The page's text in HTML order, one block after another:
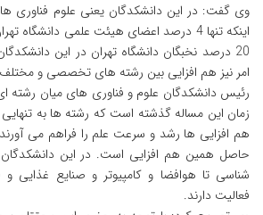
وی گفت: در این دانشکدگان یعنی علوم فناوری
اینکه تنها 4 درصد اعضای هیئت علمی
20 درصد نخبگان دانشگاه تهران در این
امر نیز هم افزایی بین رشته های تخصصی و
رئیس دانشکدگان علوم و فناوری های میان رشته ای
زمان این مساله گذشته است که رشته ها به تنهایی
هم افزایی ها رشد و سرعت علم را فراهم می
حاصل همین هم افزایی است. در این
شناسی تا هوافضا و کامپیوتر و صنایع غذایی
فعالیت دارند.